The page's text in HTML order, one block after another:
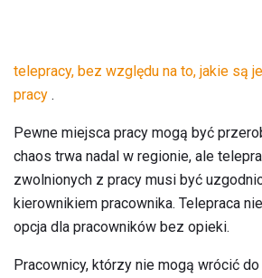
telepracy, bez względu na to, jakie są
pracy .
Pewne miejsca pracy mogą być
chaos trwa nadal w regionie, ale
zwolnionych z pracy musi być
kierownikiem pracownika. Telepraca
opcja dla pracowników bez opieki.
Pracownicy, którzy nie mogą wrócić